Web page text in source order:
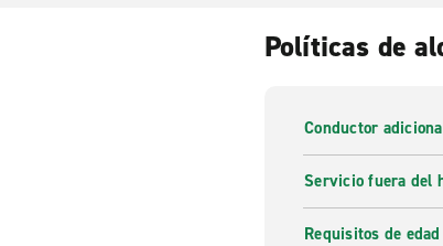
Políticas de
Conductor
Servicio fuera del
Requisitos de edad